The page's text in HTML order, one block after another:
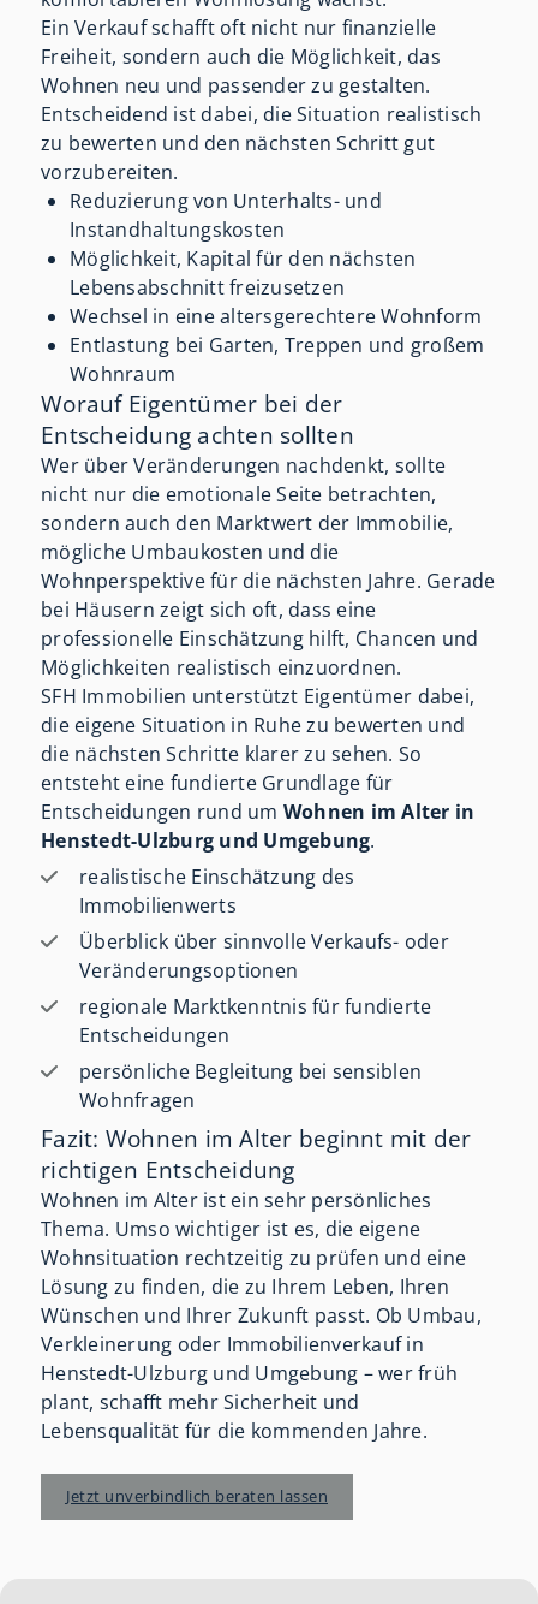
Ein Verkauf schafft oft nicht nur finanzielle
Freiheit, sondern auch die Möglichkeit, das
Wohnen neu und passender zu gestalten.
Entscheidend ist dabei, die Situation realistisch
zu bewerten und den nächsten Schritt gut
vorzubereiten.
Reduzierung von Unterhalts- und
Instandhaltungskosten
Möglichkeit, Kapital für den nächsten
Lebensabschnitt freizusetzen
Wechsel in eine altersgerechtere Wohnform
Entlastung bei Garten, Treppen und großem
Wohnraum
Worauf Eigentümer bei der
Entscheidung achten sollten
Wer über Veränderungen nachdenkt, sollte
nicht nur die emotionale Seite betrachten,
sondern auch den Marktwert der Immobilie,
mögliche Umbaukosten und die
Wohnperspektive für die nächsten Jahre. Gerade
bei Häusern zeigt sich oft, dass eine
professionelle Einschätzung hilft, Chancen und
Möglichkeiten realistisch einzuordnen.
SFH Immobilien unterstützt Eigentümer dabei,
die eigene Situation in Ruhe zu bewerten und
die nächsten Schritte klarer zu sehen. So
entsteht eine fundierte Grundlage für
Entscheidungen rund um Wohnen im Alter in
Henstedt-Ulzburg und Umgebung.
realistische Einschätzung des
Immobilienwerts
Überblick über sinnvolle Verkaufs- oder
Veränderungsoptionen
regionale Marktkenntnis für fundierte
Entscheidungen
persönliche Begleitung bei sensiblen
Wohnfragen
Fazit: Wohnen im Alter beginnt mit der
richtigen Entscheidung
Wohnen im Alter ist ein sehr persönliches
Thema. Umso wichtiger ist es, die eigene
Wohnsituation rechtzeitig zu prüfen und eine
Lösung zu finden, die zu Ihrem Leben, Ihren
Wünschen und Ihrer Zukunft passt. Ob Umbau,
Verkleinerung oder Immobilienverkauf in
Henstedt-Ulzburg und Umgebung – wer früh
plant, schafft mehr Sicherheit und
Lebensqualität für die kommenden Jahre.
Jetzt unverbindlich beraten lassen